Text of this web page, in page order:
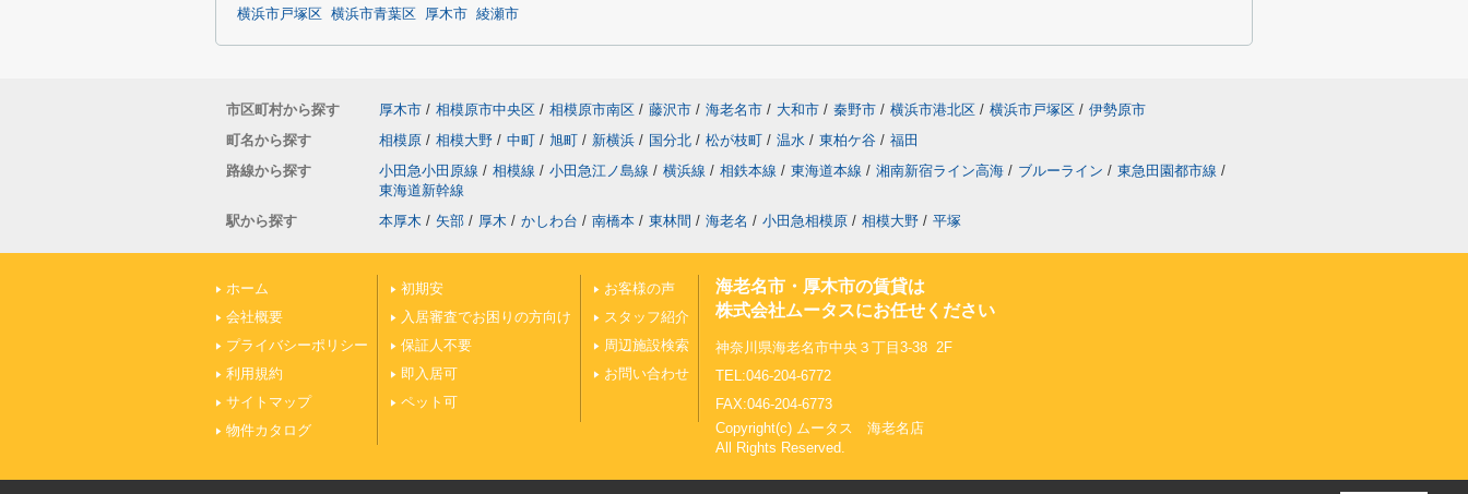
横浜市戸塚区 横浜市青葉区 厚木市 綾瀬市
市区町村から探す 厚木市 / 相模原市中央区 / 相模原市南区 / 藤沢市 / 海老名市 / 大和市 / 秦野市 / 横浜市港北区 / 横浜市戸塚区 / 伊勢原市
町名から探す
相模原 / 相模大野 / 中町 / 旭町 / 新横浜 / 国分北 / 松が枝町 / 温水 / 東柏ケ谷 / 福田
路線から探す
小田急小田原線 / 相模線 / 小田急江ノ島線 / 横浜線 / 相鉄本線 / 東海道本線 / 湘南新宿ライン高海 / ブルーライン / 東急田園都市線 /
東海道新幹線
駅から探す
本厚木 / 矢部 / 厚木 / かしわ台 / 南橋本 / 東林間 / 海老名 / 小田急相模原 / 相模大野 / 平塚
ホーム
会社概要
プライバシーポリシー
利用規約
サイトマップ
物件カタログ
初期安
入居審査でお困りの方向け
保証人不要
即入居可
ペット可
お客様の声
スタッフ紹介
周辺施設検索
お問い合わせ
海老名市・厚木市の賃貸は
株式会社ムータスにお任せください
神奈川県海老名市中央３丁目3-38 2F
TEL:046-204-6772
FAX:046-204-6773
Copyright(c) ムータス 海老名店
All Rights Reserved.